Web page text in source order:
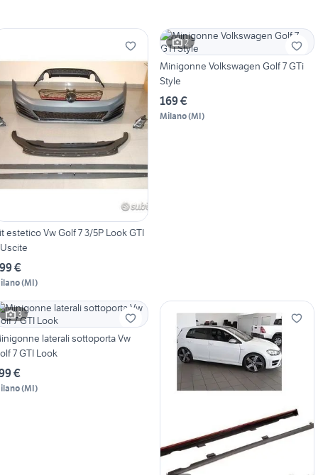
estetico Vw Golf 7 3/5P Look GTI
€
(MI)
2
Minigonne Volkswagen Golf 7 GTi
Style
169 €
Milano(MI)
3
laterali sottoporta Vw
7 GTI Look
€
(MI)